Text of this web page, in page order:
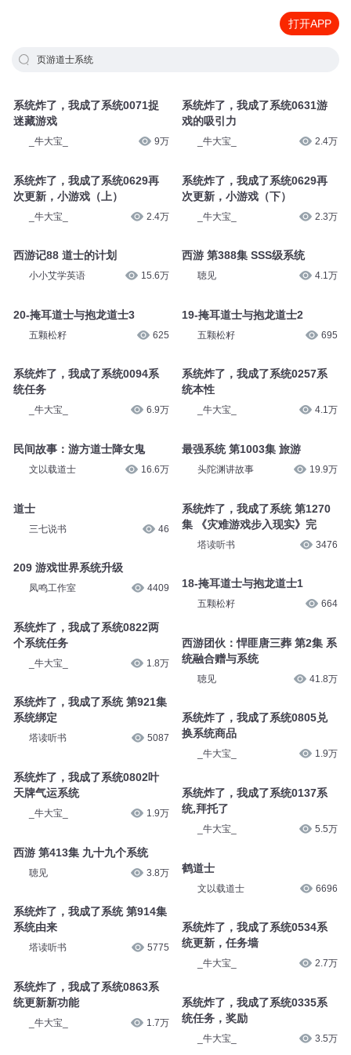
打开APP
页游道士系统
系统炸了，我成了系统0071捉
迷藏游戏
_牛大宝_ 9万
系统炸了，我成了系统0629再
次更新，小游戏（上）
_牛大宝_ 2.4万
西游记88 道士的计划
小小艾学英语 15.6万
20-掩耳道士与抱龙道士3
五颗松籽 625
系统炸了，我成了系统0094系
统任务
_牛大宝_ 6.9万
民间故事：游方道士降女鬼
文以载道士 16.6万
道士
三七说书 46
209 游戏世界系统升级
凤鸣工作室 4409
系统炸了，我成了系统0822两
个系统任务
_牛大宝_ 1.8万
系统炸了，我成了系统 第921集
系统绑定
塔读听书 5087
系统炸了，我成了系统0802叶
天牌气运系统
_牛大宝_ 1.9万
西游 第413集 九十九个系统
聴见 3.8万
系统炸了，我成了系统 第914集
系统由来
塔读听书 5775
系统炸了，我成了系统0863系
统更新新功能
_牛大宝_ 1.7万
系统炸了，我成了系统0631游
戏的吸引力
_牛大宝_ 2.4万
系统炸了，我成了系统0629再
次更新，小游戏（下）
_牛大宝_ 2.3万
西游 第388集 SSS级系统
聴见 4.1万
19-掩耳道士与抱龙道士2
五颗松籽 695
系统炸了，我成了系统0257系
统本性
_牛大宝_ 4.1万
最强系统 第1003集 旅游
头陀渊讲故事 19.9万
系统炸了，我成了系统 第1270
集 《灾难游戏步入现实》完
塔读听书 3476
18-掩耳道士与抱龙道士1
五颗松籽 664
西游团伙：悍匪唐三葬 第2集 系
统融合赠与系统
聴见 41.8万
系统炸了，我成了系统0805兑
换系统商品
_牛大宝_ 1.9万
系统炸了，我成了系统0137系
统,拜托了
_牛大宝_ 5.5万
鹤道士
文以载道士 6696
系统炸了，我成了系统0534系
统更新，任务墙
_牛大宝_ 2.7万
系统炸了，我成了系统0335系
统任务，奖励
_牛大宝_ 3.5万